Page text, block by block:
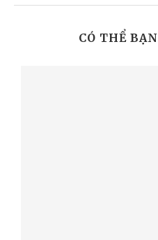
CÓ THỂ